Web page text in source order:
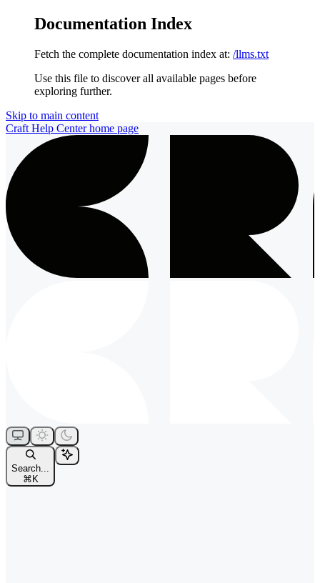
Documentation Index
Fetch the complete documentation index at: /llms.txt
Use this file to discover all available pages before
exploring further.
Skip to main content
Craft Help Centerhome page
Search...
⌘ K